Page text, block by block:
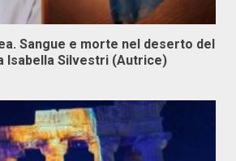
Sangue e morte nel deserto del
Isabella Silvestri (Autrice)